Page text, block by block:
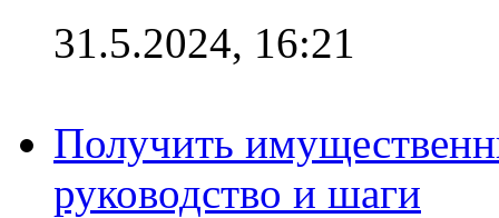
31.5.2024, 16:21
Получить
руководство и шаги